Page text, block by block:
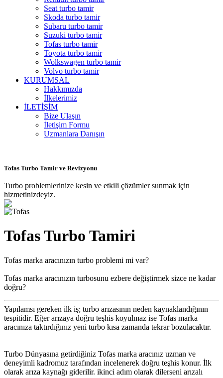
Seat turbo tamir
Skoda turbo tamir
Subaru turbo tamir
Suzuki turbo tamir
Tofas turbo tamir
Toyota turbo tamir
Wolkswagen turbo tamir
Volvo turbo tamir
KURUMSAL
Hakkımızda
İlkelerimiz
İLETİŞİM
Bize Ulaşın
İletişim Formu
Uzmanlara Danışın
Tofas Turbo Tamir ve Revizyonu
Turbo problemlerinize kesin ve etkili çözümler sunmak için
hizmetinizdeyiz.
Tofas Turbo Tamiri
Tofas marka aracınızın turbo problemi mi var?
Tofas marka aracınızın turbosunu ezbere değiştirmek sizce ne kadar
doğru?
Yapılamsı gereken ilk iş; turbo arızasının neden kaynaklandığının
tespitidir. Eğer arızaya doğru teşhis koyulmaz ise Tofas marka
aracınıza taktırdığınız yeni turbo kısa zamanda tekrar bozulacaktır.
Turbo Dünyasına getirdiğiniz Tofas marka aracınız uzman ve
deneyimli kadromuz tarafından incelenerek doğru teşhis konur. İlk
olarak arıza kaynağı giderilir. ikinci adım olarak dilerseni arızalı